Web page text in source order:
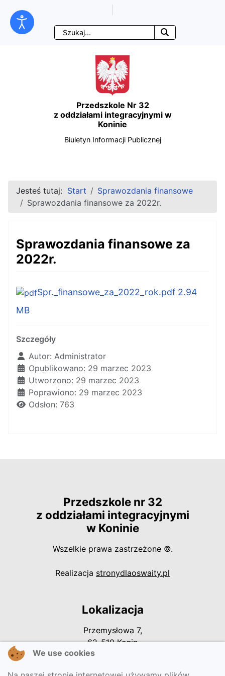
Przejdź
do
Przejdź
do
nawigacyjnego
Przejdź
do
wyszukiwarki
Przejdź
do
Szukaj
Przedszkole Nr 32
z oddziałami integracyjnymi w
Koninie
Biuletyn Informacji Publicznej
Jesteś tutaj: Start
Sprawozdania finansowe
Sprawozdania finansowe za 2022r.
Sprawozdania finansowe za
2022r.
Spr._finansowe_za_2022_rok.pdf 2.94
MB
Szczegóły
Autor: Administrator
Opublikowano: 29 marzec 2023
Utworzono: 29 marzec 2023
Poprawiono: 29 marzec 2023
Odsłon: 763
Przedszkole nr 32
z oddziałami integracyjnymi
w Koninie
Wszelkie prawa zastrzeżone ©.
Realizacja stronydlaoswaity.pl
Lokalizacja
Przemysłowa 7,
62-510 Konin
We use cookies